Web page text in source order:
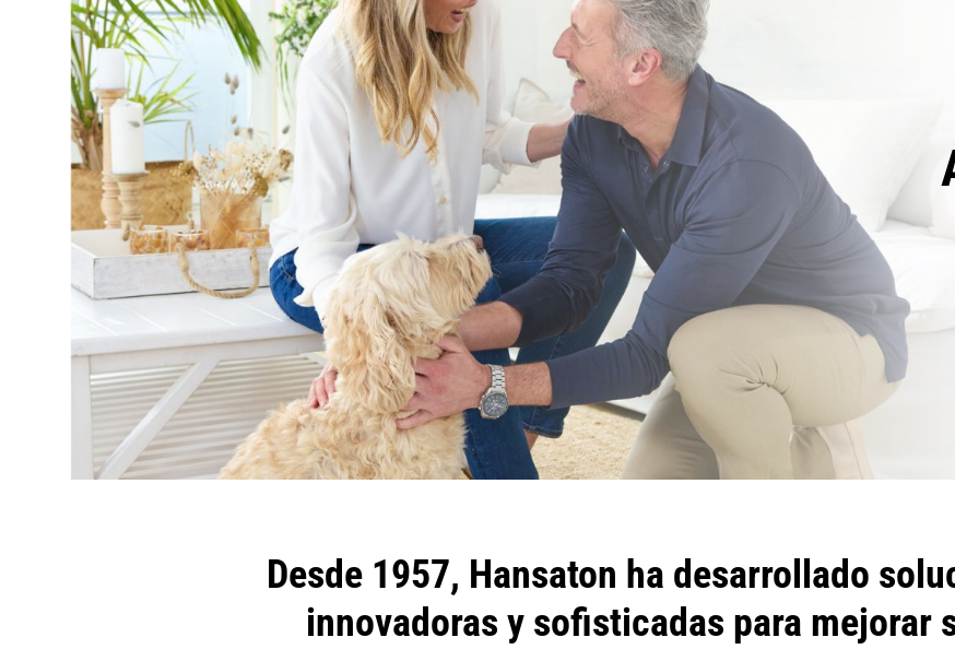
Desde 1957, Hansaton ha desarrollado
innovadoras y sofisticadas para mejorar